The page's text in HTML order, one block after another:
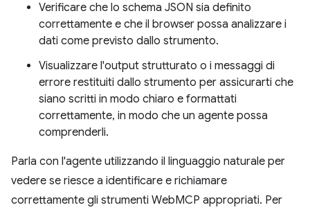
Verificare che lo schema JSON sia definito
correttamente e che il browser possa analizzare i
dati come previsto dallo strumento.
Visualizzare l'output strutturato o i messaggi di
errore restituiti dallo strumento per assicurarti che
siano scritti in modo chiaro e formattati
correttamente, in modo che un agente possa
comprenderli.
Parla con l'agente utilizzando il linguaggio naturale per
vedere se riesce a identificare e richiamare
correttamente gli strumenti WebMCP appropriati. Per